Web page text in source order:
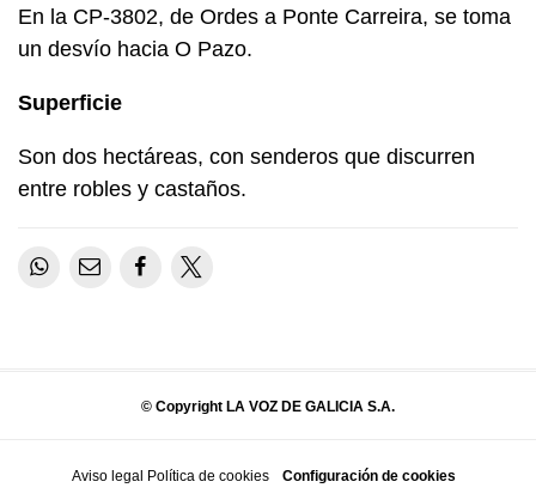
En la CP-3802, de Ordes a Ponte Carreira, se toma
un desvío hacia O Pazo.
Superficie
Son dos hectáreas, con senderos que discurren
entre robles y castaños.
© Copyright LA VOZ DE GALICIA S.A.
Aviso legal Política de cookies Configuración de cookies